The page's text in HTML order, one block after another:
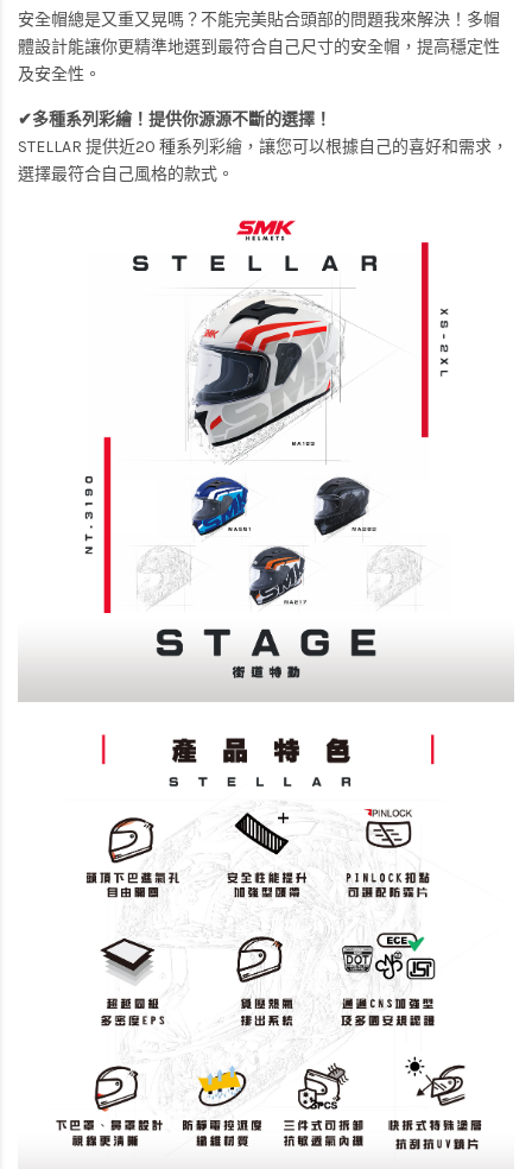
安全帽總是又重又晃嗎？不能完美貼合頭部的問題我來解決！多帽
體設計能讓你更精準地選到最符合自己尺寸的安全帽，提高穩定性
及安全性。
✔多種系列彩繪！提供你源源不斷的選擇！
STELLAR 提供近20 種系列彩繪，讓您可以根據自己的喜好和需求，
選擇最符合自己風格的款式。